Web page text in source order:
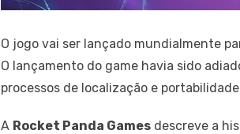
O jogo vai ser lançado mundialmente
O lançamento do game havia sido
processos de localização e
A Rocket Panda Games descreve a